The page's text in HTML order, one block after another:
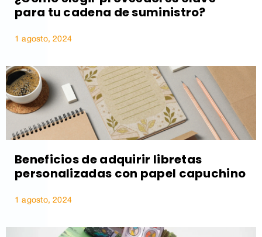
para tu cadena de suministro?
1 agosto, 2024
Beneficios de adquirir libretas
personalizadas con papel capuchino
1 agosto, 2024